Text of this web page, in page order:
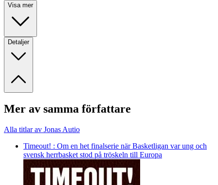
Visa mer
Detaljer
Mer av samma författare
Alla titlar av Jonas Autio
Timeout! : Om en het finalserie när Basketligan var ung och
svensk herrbasket stod på tröskeln till Europa